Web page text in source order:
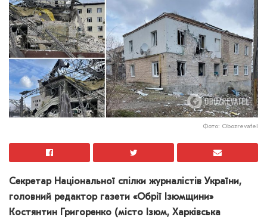
Фото: Obozrevatel
Секретар Національної спілки журналістів України,
головний редактор газети «Обрії Ізюмщини»
Костянтин Григоренко (місто Ізюм, Харківська